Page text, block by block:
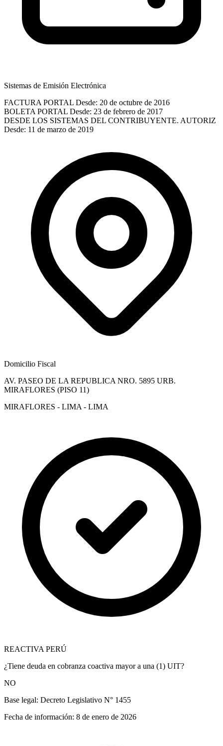
Sistemas de Emisión Electrónica
FACTURA PORTAL Desde: 20 de octubre de 2016
BOLETA PORTAL Desde: 23 de febrero de 2017
DESDE LOS SISTEMAS DEL CONTRIBUYENTE. AUTORIZ
Desde: 11 de marzo de 2019
Domicilio Fiscal
AV. PASEO DE LA REPUBLICA NRO. 5895 URB.
MIRAFLORES (PISO 11)
MIRAFLORES - LIMA - LIMA
REACTIVA PERÚ
¿Tiene deuda en cobranza coactiva mayor a una (1) UIT?
NO
Base legal: Decreto Legislativo N° 1455
Fecha de información: 8 de enero de 2026